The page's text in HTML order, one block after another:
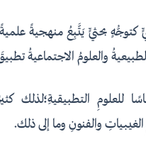
بحثيٍّ يَتَّبِعُ منهجيةً
والعلومُ الاجتماعيةُ
للعلومِ التطبيقيةِ؛لذلك
والفنونِ وما إلى ذلك.